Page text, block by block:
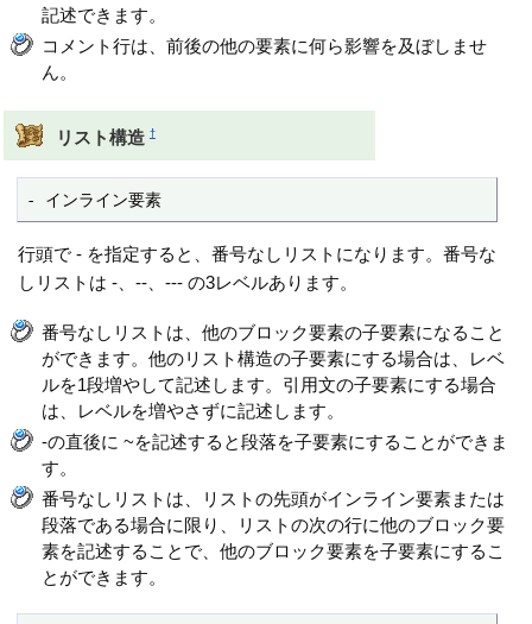
記述できます。
コメント行は、前後の他の要素に何ら影響を及ぼしませ
ん。
リスト構造 †
- インライン要素
行頭で - を指定すると、番号なしリストになります。番号な
しリストは -、--、--- の3レベルあります。
番号なしリストは、他のブロック要素の子要素になること
ができます。他のリスト構造の子要素にする場合は、レベ
ルを1段増やして記述します。引用文の子要素にする場合
は、レベルを増やさずに記述します。
-の直後に ~を記述すると段落を子要素にすることができま
す。
番号なしリストは、リストの先頭がインライン要素または
段落である場合に限り、リストの次の行に他のブロック要
素を記述することで、他のブロック要素を子要素にするこ
とができます。